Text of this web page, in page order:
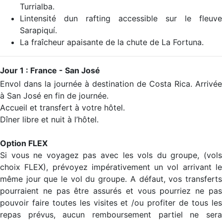
Turrialba.
Lintensité dun rafting accessible sur le fleuve
Sarapiquí.
La fraîcheur apaisante de la chute de La Fortuna.
Jour 1 : France - San José
Envol dans la journée à destination de Costa Rica. Arrivée
à San José en fin de journée.
Accueil et transfert à votre hôtel.
Dîner libre et nuit à l’hôtel.
Option FLEX
Si vous ne voyagez pas avec les vols du groupe, (vols
choix FLEX), prévoyez impérativement un vol arrivant le
même jour que le vol du groupe. A défaut, vos transferts
pourraient ne pas être assurés et vous pourriez ne pas
pouvoir faire toutes les visites et /ou profiter de tous les
repas prévus, aucun remboursement partiel ne sera